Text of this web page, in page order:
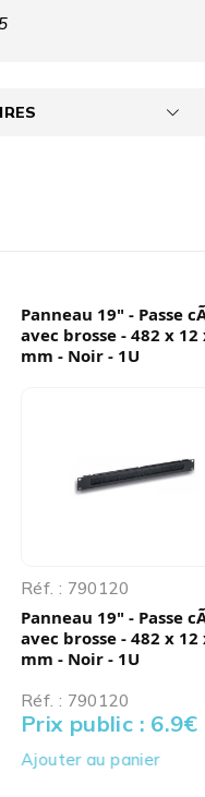
19" - Passe cÃ¢ble
brosse - 482 x 12 x 44
- Noir - 1U
: 790120
19" - Passe cÃ¢ble
brosse - 482 x 12 x 44
- Noir - 1U
: 790120
public : 6.9 €
au panier